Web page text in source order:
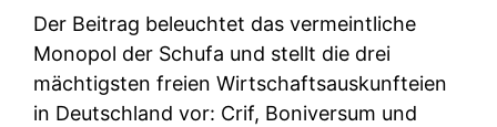
Der Beitrag beleuchtet das vermeintliche
Monopol der Schufa und stellt die drei
mächtigsten freien Wirtschaftsauskunfteien
in Deutschland vor: Crif, Boniversum und